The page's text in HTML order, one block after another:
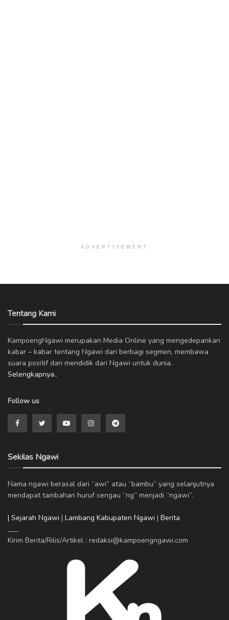
ADVERTISEMENT
Tentang Kami
KampoengNgawi merupakan Media Online yang mengedepankan
kabar – kabar tentang Ngawi dari berbagi segmen, membawa
suara positif dan mendidik dari Ngawi untuk dunia.
Selengkapnya..
Follow us
Sekilas Ngawi
Nama ngawi berasal dari “awi” atau “bambu” yang selanjutnya
mendapat tambahan huruf sengau “ng” menjadi “ngawi”.
| Sejarah Ngawi | Lambang Kabupaten Ngawi | Berita
___
Kirim Berita/Rilis/Artikel : redaksi@kampoengngawi.com